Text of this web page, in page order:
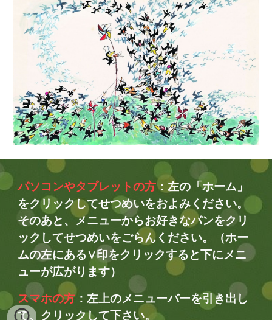
パソコンやタブレットの方：左の「ホーム」
をクリックしてせつめいをおよみください。
そのあと、メニューからお好きなパンをクリ
ックしてせつめいをごらんください。（ホー
ムの左にある∨印をクリックすると下にメニ
ューが広がります）
スマホの方：左上のメニューバーを引き出し
て、クリックして下さい。